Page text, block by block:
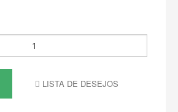
LISTA DE DESEJOS